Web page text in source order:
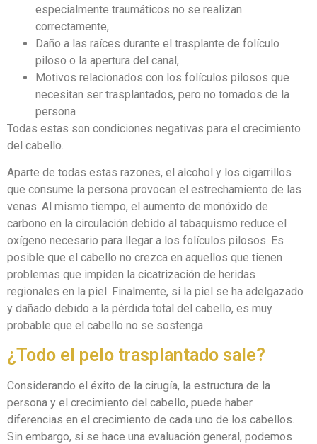
especialmente traumáticos no se realizan
correctamente,
Daño a las raíces durante el trasplante de folículo
piloso o la apertura del canal,
Motivos relacionados con los folículos pilosos que
necesitan ser trasplantados, pero no tomados de la
persona
Todas estas son condiciones negativas para el crecimiento
del cabello.
Aparte de todas estas razones, el alcohol y los cigarrillos
que consume la persona provocan el estrechamiento de las
venas. Al mismo tiempo, el aumento de monóxido de
carbono en la circulación debido al tabaquismo reduce el
oxígeno necesario para llegar a los folículos pilosos. Es
posible que el cabello no crezca en aquellos que tienen
problemas que impiden la cicatrización de heridas
regionales en la piel. Finalmente, si la piel se ha adelgazado
y dañado debido a la pérdida total del cabello, es muy
probable que el cabello no se sostenga.
¿Todo el pelo trasplantado sale?
Considerando el éxito de la cirugía, la estructura de la
persona y el crecimiento del cabello, puede haber
diferencias en el crecimiento de cada uno de los cabellos.
Sin embargo, si se hace una evaluación general, podemos